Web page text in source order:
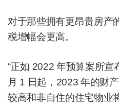
对于那些拥有更昂贵房产
税增幅会更高。
“正如 2022 年预算案所宣
月 1 日起，2023 年的财
较高和非自住的住宅物业